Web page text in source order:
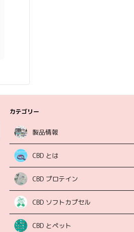
カテゴリー
製品情報
CBD とは
CBD プロテイン
CBD ソフトカプセル
CBD とペット